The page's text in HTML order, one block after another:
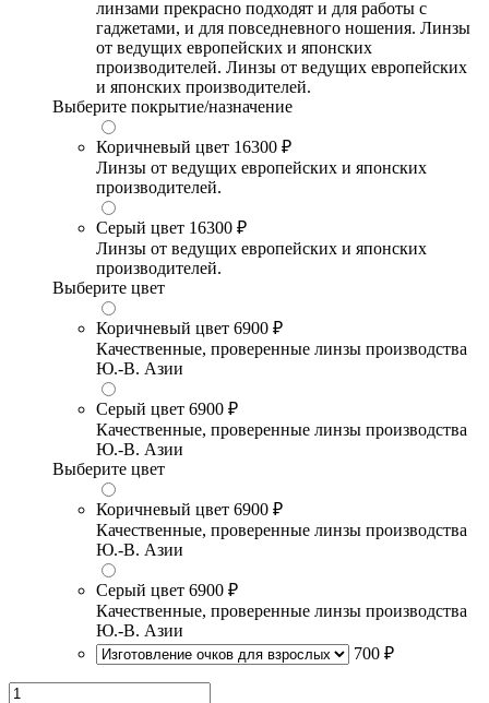
линзами прекрасно подходят и для работы с
гаджетами, и для повседневного ношения. Линзы
от ведущих европейских и японских
производителей. Линзы от ведущих европейских
и японских производителей.
Выберите покрытие/назначение
Коричневый цвет 16300 ₽
Линзы от ведущих европейских и японских
производителей.
Серый цвет 16300 ₽
Линзы от ведущих европейских и японских
производителей.
Выберите цвет
Коричневый цвет 6900 ₽
Качественные, проверенные линзы производства
Ю.-В. Азии
Серый цвет 6900 ₽
Качественные, проверенные линзы производства
Ю.-В. Азии
Выберите цвет
Коричневый цвет 6900 ₽
Качественные, проверенные линзы производства
Ю.-В. Азии
Серый цвет 6900 ₽
Качественные, проверенные линзы производства
Ю.-В. Азии
700 ₽